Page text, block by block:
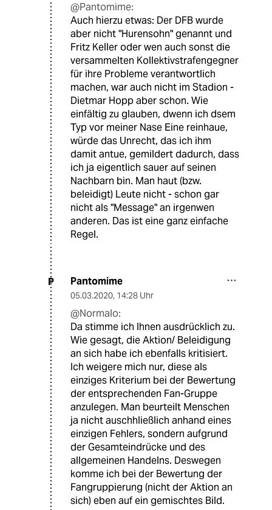
@Pantomime:
Auch hierzu etwas: Der DFB wurde
aber nicht "Hurensohn" genannt und
Fritz Keller oder wen auch sonst die
versammelten Kollektivstrafengegner
für ihre Probleme verantwortlich
machen, war auch nicht im Stadion -
Dietmar Hopp aber schon. Wie
einfältig zu glauben, dwenn ich dsem
Typ vor meiner Nase Eine reinhaue,
würde das Unrecht, das ich ihm
damit antue, gemildert dadurch, dass
ich ja eigentlich sauer auf seinen
Nachbarn bin. Man haut (bzw.
beleidigt) Leute nicht - schon gar
nicht als "Message" an irgenwen
anderen. Das ist eine ganz einfache
Regel.
P Pantomime
05.03.2020, 14:28 Uhr
@Normalo:
Da stimme ich Ihnen ausdrücklich zu.
Wie gesagt, die Aktion/ Beleidigung
an sich habe ich ebenfalls kritisiert.
Ich weigere mich nur, diese als
einziges Kriterium bei der Bewertung
der entsprechenden Fan-Gruppe
anzulegen. Man beurteilt Menschen
ja nicht auschhließlich anhand eines
einzigen Fehlers, sondern aufgrund
der Gesamteindrücke und des
allgemeinen Handelns. Deswegen
komme ich bei der Bewertung der
Fangruppierung (nicht der Aktion an
sich) eben auf ein gemischtes Bild.